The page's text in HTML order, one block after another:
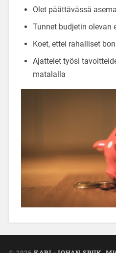
Olet päättävässä
Tunnet budjetin olevan
Koet, ettei rahalliset
Ajattelet työsi
matalalla